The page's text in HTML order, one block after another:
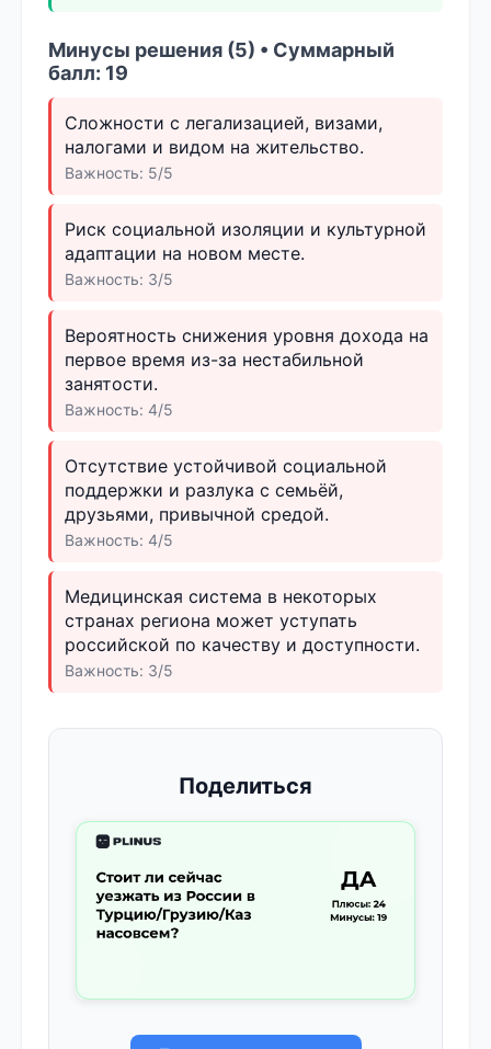
Минусы решения (5) • Суммарный
балл: 19
Сложности с легализацией, визами,
налогами и видом на жительство.
Важность: 5/5
Риск социальной изоляции и культурной
адаптации на новом месте.
Важность: 3/5
Вероятность снижения уровня дохода на
первое время из-за нестабильной
занятости.
Важность: 4/5
Отсутствие устойчивой социальной
поддержки и разлука с семьёй,
друзьями, привычной средой.
Важность: 4/5
Медицинская система в некоторых
странах региона может уступать
российской по качеству и доступности.
Важность: 3/5
Поделиться